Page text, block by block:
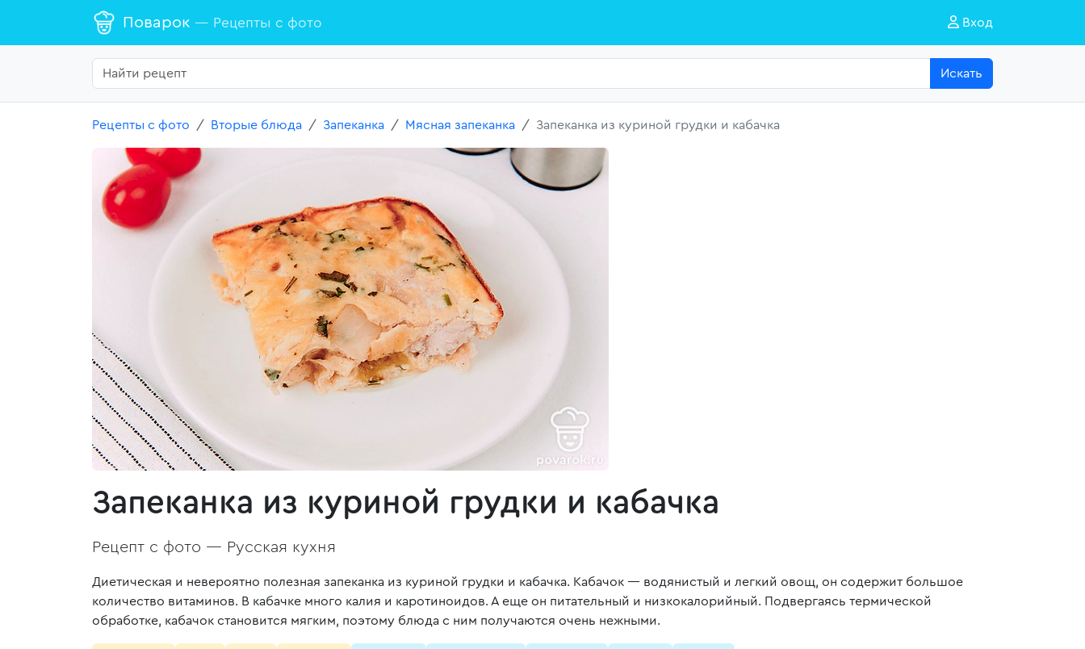
Поварок — Рецепты с фото Вход
Искать
Рецепты с фото Вторые блюда Запеканка Мясная запеканка Запеканка из куриной грудки и кабачка
Запеканка из куриной грудки и кабачка
Рецепт с фото — Русская кухня
Диетическая и невероятно полезная запеканка из куриной грудки и кабачка. Кабачок — водянистый и легкий овощ, он содержит большое
количество витаминов. В кабачке много калия и каротиноидов. А еще он питательный и низкокалорийный. Подвергаясь термической
обработке, кабачок становится мягким, поэтому блюда с ним получаются очень нежными.